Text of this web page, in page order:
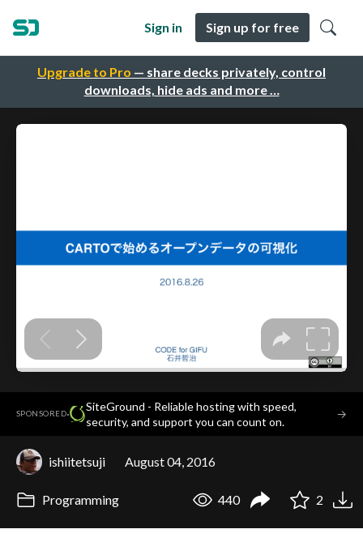
Upgrade to Pro — share decks privately, control
downloads, hide ads and more …
Sign in Sign up for free
SPONSORED·
SiteGround - Reliable hosting with speed,
security, and support you can count on.
→
ishiitetsuji August 04, 2016
Programming 440 2